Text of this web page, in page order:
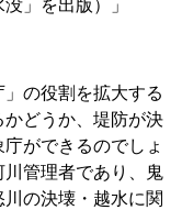
」を出版）」
の役割を拡大する
どうか、堤防が決
ができるのでしょ
川管理者であり、鬼
の決壊・越水に関